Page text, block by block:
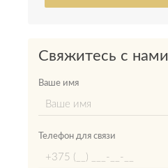
Свяжитесь с нами
Ваше имя
Телефон для связи